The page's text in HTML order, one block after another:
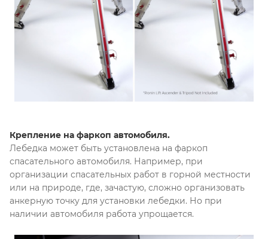
Крепление на фаркоп автомобиля.
Лебедка может быть установлена на фаркоп
спасательного автомобиля. Например, при
организации спасательных работ в горной местности
или на природе, где, зачастую, сложно организовать
анкерную точку для установки лебедки. Но при
наличии автомобиля работа упрощается.